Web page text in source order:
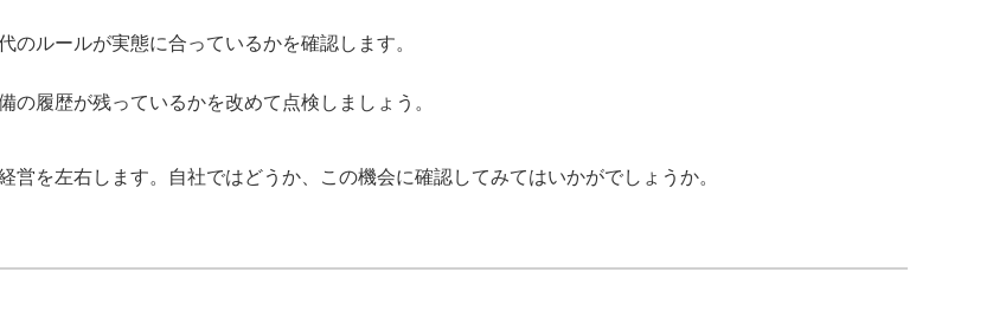
ルールが実態に合っているかを確認します。
履歴が残っているかを改めて点検しましょう。
を左右します。自社ではどうか、この機会に確認してみてはいかがでしょうか。